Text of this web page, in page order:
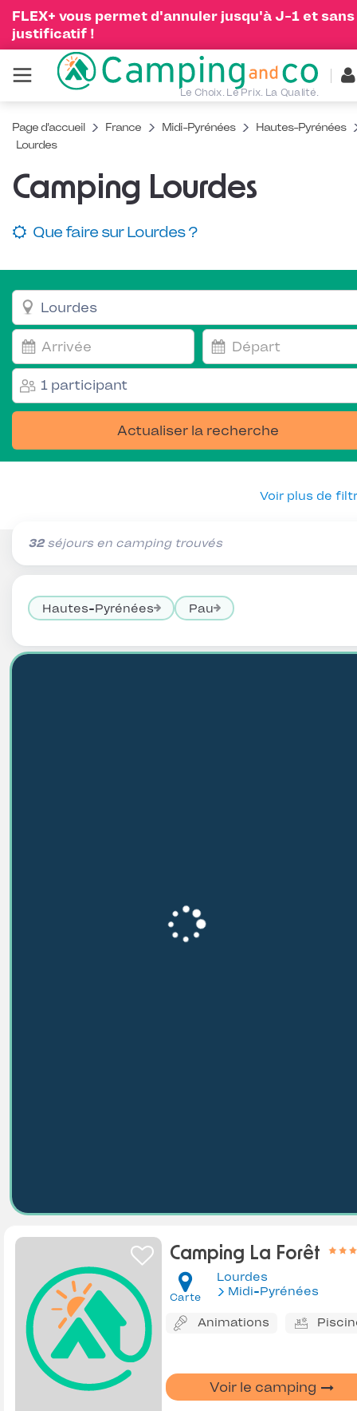
FLEX+ vous permet d'annuler jusqu'à J-1 et sans
justificatif !
Le Choix. Le Prix. La Qualité.
Page d'accueil France Midi-Pyrénées
Hautes-Pyrénées
Lourdes
Camping Lourdes
Que faire sur Lourdes ?
1 participant
Actualiser la recherche
Voir plus de
32séjours en camping trouvés
Hautes-Pyrénées Pau
Camping La Forêt
Carte
Lourdes
Midi-Pyrénées
Animations
Voir le camping